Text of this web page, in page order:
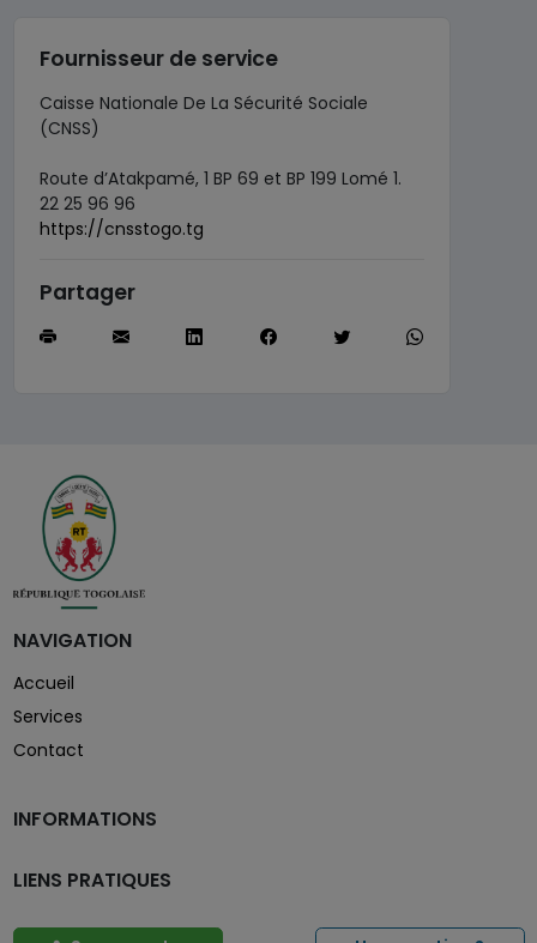
Fournisseur de service
Caisse Nationale De La Sécurité Sociale
(CNSS)
Route d’Atakpamé, 1 BP 69 et BP 199 Lomé 1.
22 25 96 96
https://cnsstogo.tg
Partager
NAVIGATION
Accueil
Services
Contact
INFORMATIONS
LIENS PRATIQUES